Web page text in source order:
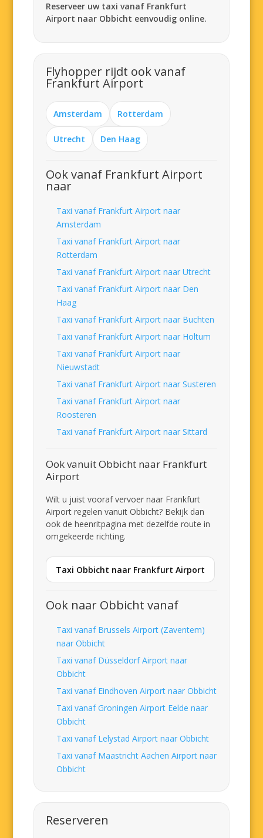
Reserveer uw taxi vanaf Frankfurt
Airport naar Obbicht eenvoudig online.
Flyhopper rijdt ook vanaf
Frankfurt Airport
Amsterdam Rotterdam
Utrecht Den Haag
Ook vanaf Frankfurt Airport
naar
Taxi vanaf Frankfurt Airport naar
Amsterdam
Taxi vanaf Frankfurt Airport naar
Rotterdam
Taxi vanaf Frankfurt Airport naar Utrecht
Taxi vanaf Frankfurt Airport naar Den
Haag
Taxi vanaf Frankfurt Airport naar Buchten
Taxi vanaf Frankfurt Airport naar Holtum
Taxi vanaf Frankfurt Airport naar
Nieuwstadt
Taxi vanaf Frankfurt Airport naar Susteren
Taxi vanaf Frankfurt Airport naar
Roosteren
Taxi vanaf Frankfurt Airport naar Sittard
Ook vanuit Obbicht naar Frankfurt
Airport
Wilt u juist vooraf vervoer naar Frankfurt
Airport regelen vanuit Obbicht? Bekijk dan
ook de heenritpagina met dezelfde route in
omgekeerde richting.
Taxi Obbicht naar Frankfurt Airport
Ook naar Obbicht vanaf
Taxi vanaf Brussels Airport (Zaventem)
naar Obbicht
Taxi vanaf Düsseldorf Airport naar
Obbicht
Taxi vanaf Eindhoven Airport naar Obbicht
Taxi vanaf Groningen Airport Eelde naar
Obbicht
Taxi vanaf Lelystad Airport naar Obbicht
Taxi vanaf Maastricht Aachen Airport naar
Obbicht
Reserveren